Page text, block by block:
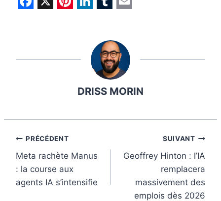
e
k
t
s
t
k
d
n
m
b
l
r
a
i
l
DRISS MORIN
Navigation
de
l’article
PRÉCÉDENT
Meta rachète Manus
: la course aux
agents IA s’intensifie
SUIVANT
Geoffrey Hinton : l’IA
remplacera
massivement des
emplois dès 2026